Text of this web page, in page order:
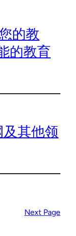
的教
的教育
其他领
Next Page